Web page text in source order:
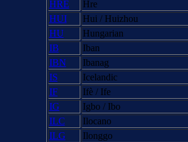
HRE
Hre
HUI
Hui / Huizhou
HU
Hungarian
IB
Iban
IBN
Ibanag
IS
Icelandic
IF
Ifè / Ife
IG
Igbo / Ibo
ILC
Ilocano
ILG
Ilonggo